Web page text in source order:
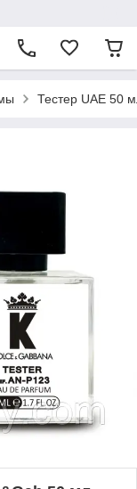
Тестер UAE 50